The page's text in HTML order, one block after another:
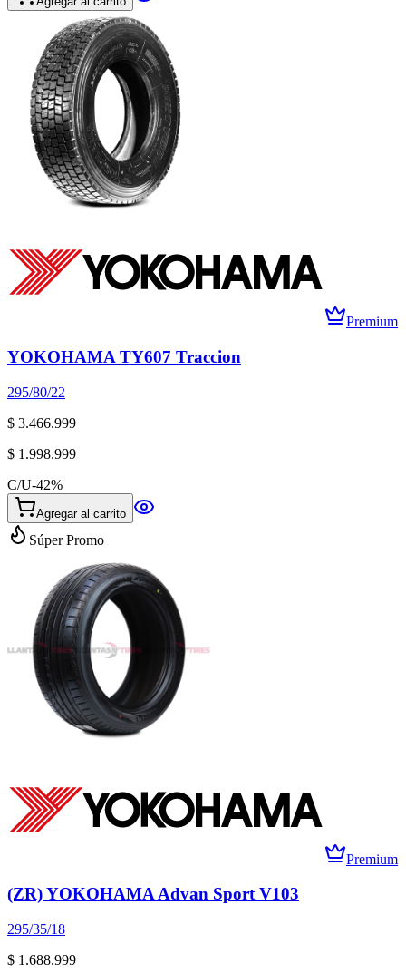
Premium
YOKOHAMA TY607 Traccion
295/80/22
$ 3.466.999
$ 1.998.999
C/U-42%
Agregar al carrito
Súper Promo
Premium
(ZR) YOKOHAMA Advan Sport V103
295/35/18
$ 1.688.999